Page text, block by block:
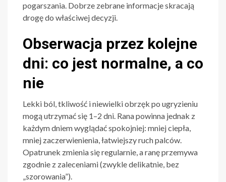
pogarszania. Dobrze zebrane informacje skracają
drogę do właściwej decyzji.
Obserwacja przez kolejne
dni: co jest normalne, a co
nie
Lekki ból, tkliwość i niewielki obrzęk po ugryzieniu
mogą utrzymać się 1–2 dni. Rana powinna jednak z
każdym dniem wyglądać spokojniej: mniej ciepła,
mniej zaczerwienienia, łatwiejszy ruch palców.
Opatrunek zmienia się regularnie, a ranę przemywa
zgodnie z zaleceniami (zwykle delikatnie, bez
„szorowania”).